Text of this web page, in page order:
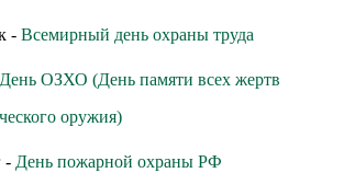
- Всемирный день охраны труда
День ОЗХО (День памяти всех жертв
оружия)
- День пожарной охраны РФ